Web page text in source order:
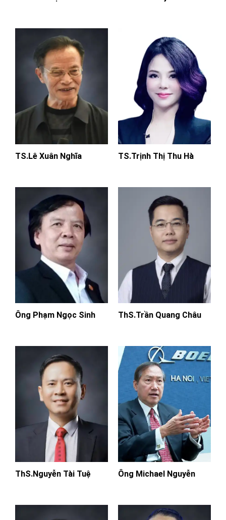
TS.Lê Xuân Nghĩa TS.Trịnh Thị Thu Hà
Ông Phạm Ngọc Sinh ThS.Trần Quang Châu
ThS.Nguyễn Tài Tuệ Ông Michael Nguyễn